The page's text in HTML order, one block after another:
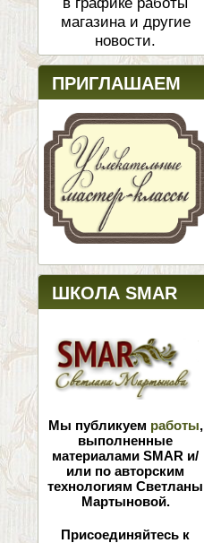
магазина и другие
новости.
ПРИГЛАШАЕМ
ШКОЛА SMAR
Мы публикуем работы,
выполненные
материалами SMAR и/
или по авторским
технологиям Светланы
Мартыновой.
Присоединяйтесь к